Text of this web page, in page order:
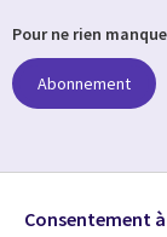
Pour ne rien
Abonnement
Suivez-nous
Consentement